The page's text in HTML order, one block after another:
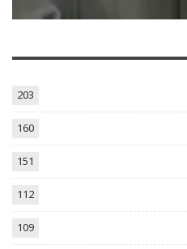
203
160
151
112
109